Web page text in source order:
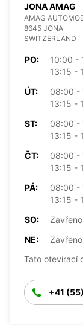
JONA AMAG
AMAG
8645 JONA
SWITZERLAND
PO:
10:00 -
13:15 -
ÚT:
08:00 -
13:15 -
ST:
08:00 -
13:15 -
ČT:
08:00 -
13:15 -
PÁ:
08:00 -
13:15 -
SO:
Zavřeno
NE:
Zavřeno
Tato otevírací
+41